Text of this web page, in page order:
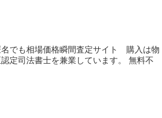
でも相場価格瞬間査定サイト 購入は物
定司法書士を兼業しています。 無料不